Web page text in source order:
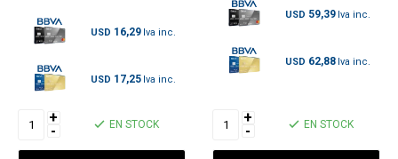
USD 16,29
USD 17,25
+
- EN STOCK
USD 59,39
USD 62,88
+
- EN STOCK